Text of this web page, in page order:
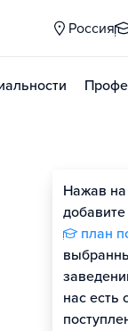
Россия
Нажав на
план
нас есть